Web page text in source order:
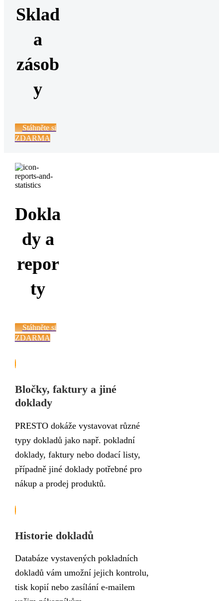
Sklad
a
zásob
y
Stáhněte si
ZDARMA
Dokla
dy a
repor
ty
Stáhněte si
ZDARMA
Bločky, faktury a jiné
doklady
PRESTO dokáže vystavovat různé
typy dokladů jako např. pokladní
doklady, faktury nebo dodací listy,
případně jiné doklady potřebné pro
nákup a prodej produktů.
Historie dokladů
Databáze vystavených pokladních
dokladů vám umožní jejich kontrolu,
tisk kopií nebo zasílání e-mailem